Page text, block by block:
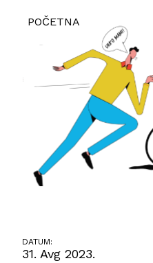
POČETNA
DATUM:
31. Avg 2023.